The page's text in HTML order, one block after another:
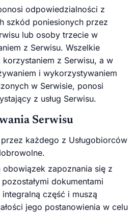
odpowiedzialności z
szkód poniesionych przez
lub osoby trzecie w
z Serwisu. Wszelkie
z Serwisu, a w
i wykorzystywaniem
w Serwisie, ponosi
z usług Serwisu.
Serwisu
każdego z Usługobiorców
obowiązek zapoznania się z
dokumentami
część i muszą
jego postanowienia w celu